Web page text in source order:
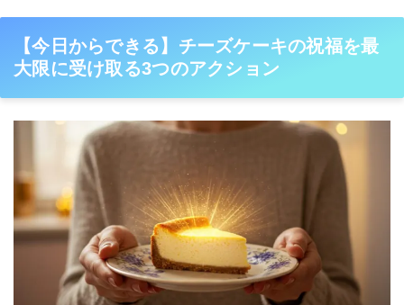
【今日からできる】チーズケーキの祝福を最
大限に受け取る3つのアクション